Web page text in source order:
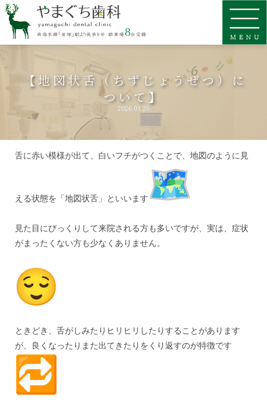
【地図状舌（ちずじょうぜつ）に
ついて】
2026.01.26
舌に赤い模様が出て、白いフチがつくことで、地図のように見
える状態を「地図状舌」といいます
見た目にびっくりして来院される方も多いですが、実は、症状
がまったくない方も少なくありません。
ときどき、舌がしみたりヒリヒリしたりすることがあります
が、良くなったりまた出てきたりをくり返すのが特徴です